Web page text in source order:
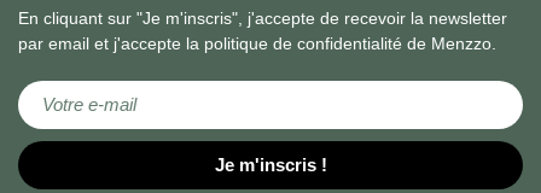
En cliquant sur "Je m'inscris", j'accepte de recevoir la newsletter
par email et j'accepte la politique de confidentialité de Menzzo.
Inscription à notre lettre d’information :
Je m'inscris !